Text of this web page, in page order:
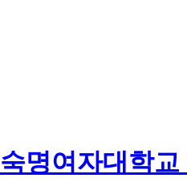
숙명여자대학교